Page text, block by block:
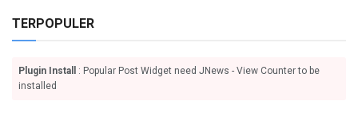
TERPOPULER
Plugin Install
: Popular Post Widget need JNews - View Counter to be
installed